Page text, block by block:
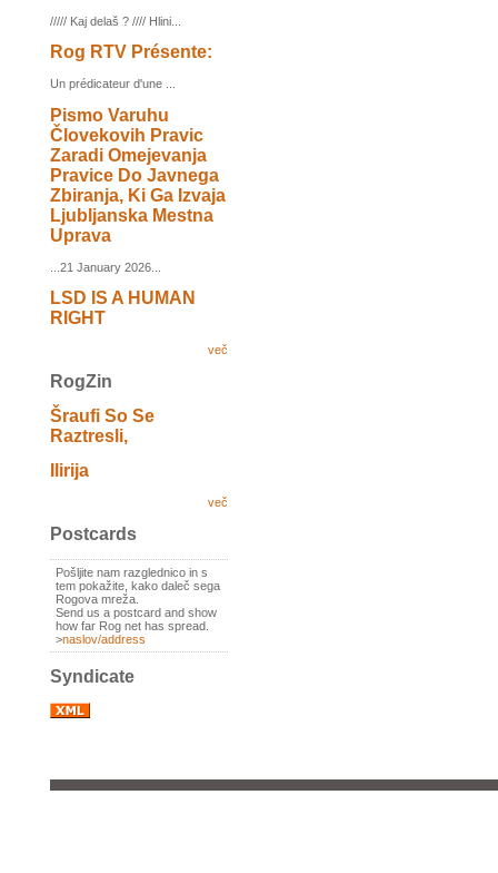
///// Kaj delaš ? //// Hlini...
Rog RTV Présente:
Un prédicateur d'une ...
Pismo Varuhu
Človekovih Pravic
Zaradi Omejevanja
Pravice Do Javnega
Zbiranja, Ki Ga Izvaja
Ljubljanska Mestna
Uprava
...21 January 2026...
LSD IS A HUMAN
RIGHT
več
RogZin
Šraufi So Se
Raztresli,
Ilirija
več
Postcards
Pošljite nam razglednico in s
tem pokažite, kako daleč sega
Rogova mreža.
Send us a postcard and show
how far Rog net has spread.
>naslov/address
Syndicate